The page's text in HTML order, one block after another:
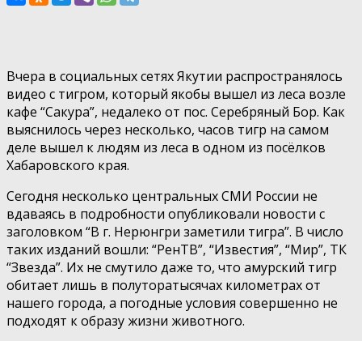
Вчера в социальных сетях Якутии распространялось
видео с тигром, который якобы вышел из леса возле
кафе “Сакура”, недалеко от пос. Серебряный Бор. Как
выяснилось через несколько, часов тигр на самом
деле вышел к людям из леса в одном из посёлков
Хабаровского края.
Сегодня несколько центральных СМИ России не
вдаваясь в подробности опубликовали новости с
заголовком “В г. Нерюнгри заметили тигра”. В число
таких изданий вошли: “РенТВ”, “Известия”, “Мир”, ТК
“Звезда”. Их не смутило даже то, что амурский тигр
обитает лишь в полуторатысячах километрах от
нашего города, а погодные условия совершенно не
подходят к образу жизни животного.